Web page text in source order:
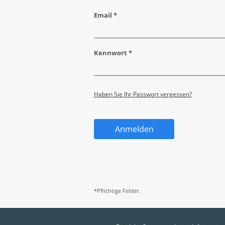
Email *
Kennwort *
Haben Sie Ihr Passwort vergessen?
Anmelden
*Pflichtige Felder.